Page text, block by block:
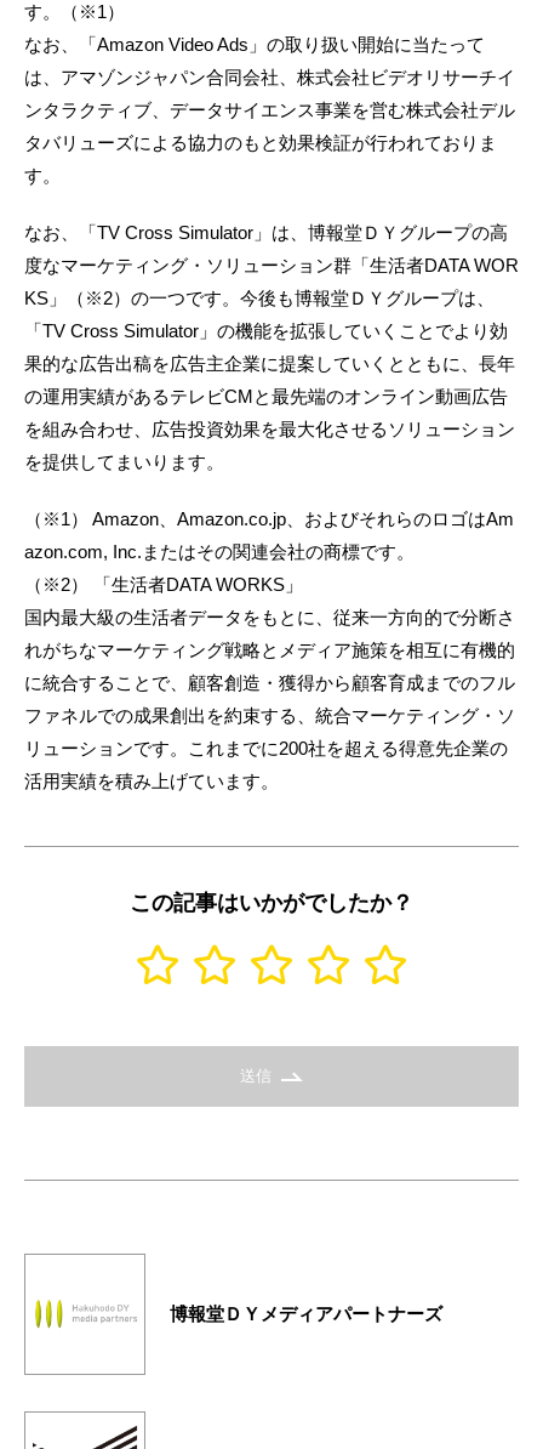
す。（※1）
なお、「Amazon Video Ads」の取り扱い開始に当たって
は、アマゾンジャパン合同会社、株式会社ビデオリサーチイ
ンタラクティブ、データサイエンス事業を営む株式会社デル
タバリューズによる協力のもと効果検証が行われておりま
す。
なお、「TV Cross Simulator」は、博報堂ＤＹグループの高
度なマーケティング・ソリューション群「生活者DATA WOR
KS」（※2）の一つです。今後も博報堂ＤＹグループは、
「TV Cross Simulator」の機能を拡張していくことでより効
果的な広告出稿を広告主企業に提案していくとともに、長年
の運用実績があるテレビCMと最先端のオンライン動画広告
を組み合わせ、広告投資効果を最大化させるソリューション
を提供してまいります。
（※1） Amazon、Amazon.co.jp、およびそれらのロゴはAm
azon.com, Inc.またはその関連会社の商標です。
（※2） 「生活者DATA WORKS」
国内最大級の生活者データをもとに、従来一方向的で分断さ
れがちなマーケティング戦略とメディア施策を相互に有機的
に統合することで、顧客創造・獲得から顧客育成までのフル
ファネルでの成果創出を約束する、統合マーケティング・ソ
リューションです。これまでに200社を超える得意先企業の
活用実績を積み上げています。
この記事はいかがでしたか？
送信
博報堂ＤＹメディアパートナーズ